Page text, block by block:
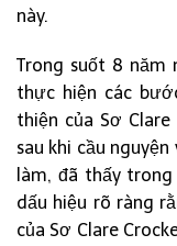
này.
Trong suốt 8 năm
thực hiện các
thiện của Sơ
sau khi cầu
làm, đã thấy
dấu hiệu rõ ràng
của Sơ Clare